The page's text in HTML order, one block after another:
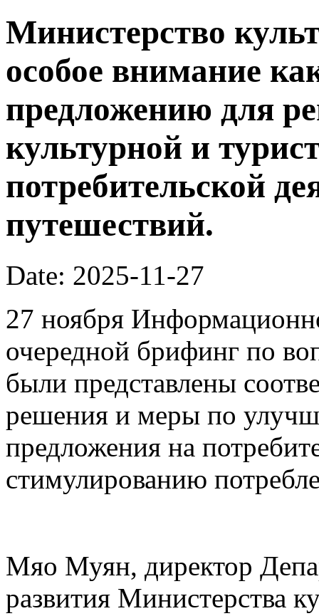
Министерство
особое внимание
предложению для
культурной и
потребительской
путешествий.
Date: 2025-11-27
27 ноября
очередной брифинг по
были представлены
решения и меры по
предложения на
стимулированию
Мяо Муян, директор
развития Министерства